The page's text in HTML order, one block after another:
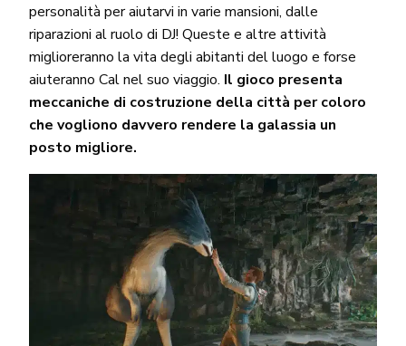
personalità per aiutarvi in varie mansioni, dalle
riparazioni al ruolo di DJ! Queste e altre attività
miglioreranno la vita degli abitanti del luogo e forse
aiuteranno Cal nel suo viaggio. Il gioco presenta
meccaniche di costruzione della città per coloro
che vogliono davvero rendere la galassia un
posto migliore.